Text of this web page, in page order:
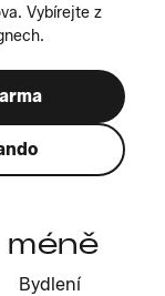
Vybírejte z
Bydlení